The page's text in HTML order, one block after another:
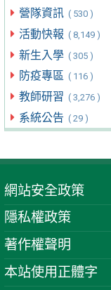
營隊資訊 ( 530 )
活動快報 ( 8,149 )
新生入學 ( 305 )
防疫專區 ( 116 )
教師研習 ( 3,276 )
系統公告 ( 29 )
網站安全政策
隱私權政策
著作權聲明
本站使用正體字